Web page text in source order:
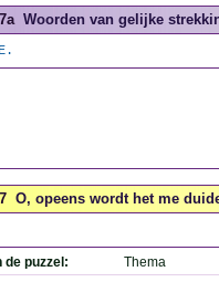
Woorden van gelijke
O, opeens wordt het me
de puzzel:
Thema